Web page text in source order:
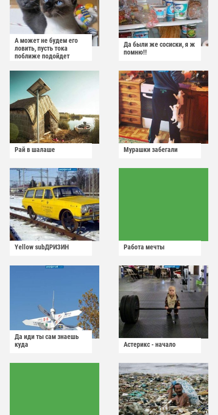
А может не будем его
ловить, пусть тока
поближе подойдет
Да были же сосиски, я ж
помню!!
Рай в шалаше Мурашки забегали
Yellow subДРИЗИН Работа мечты
Да иди ты сам знаешь
куда
Астерикс - начало